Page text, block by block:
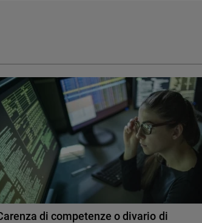
di competenze o divario di